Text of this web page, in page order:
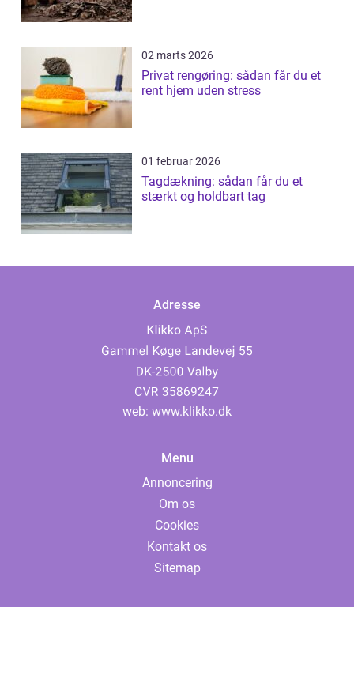
02 marts 2026
Privat rengøring: sådan får du et
rent hjem uden stress
01 februar 2026
Tagdækning: sådan får du et
stærkt og holdbart tag
Adresse
web: www.klikko.dk
Menu
Annoncering
Om os
Cookies
Kontakt os
Sitemap